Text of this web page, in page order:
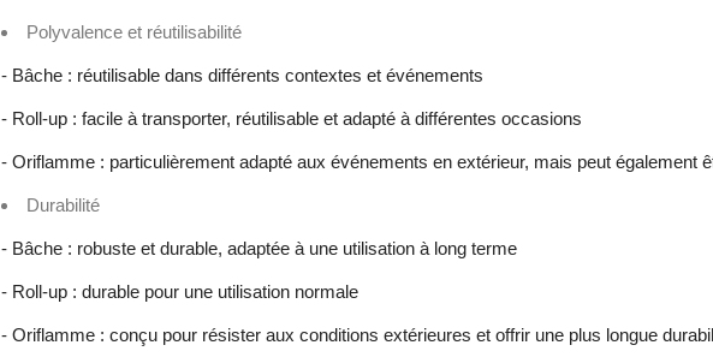
Polyvalence et réutilisabilité
- Bâche : réutilisable dans différents contextes et événements
- Roll-up : facile à transporter, réutilisable et adapté à différentes occasions
- Oriflamme : particulièrement adapté aux événements en extérieur, mais peut également
Durabilité
- Bâche : robuste et durable, adaptée à une utilisation à long terme
- Roll-up : durable pour une utilisation normale
- Oriflamme : conçu pour résister aux conditions extérieures et offrir une plus longue